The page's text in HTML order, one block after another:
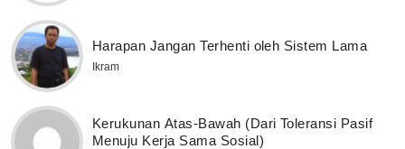
Harapan Jangan Terhenti oleh Sistem Lama
Ikram
Kerukunan Atas-Bawah (Dari Toleransi Pasif
Menuju Kerja Sama Sosial)